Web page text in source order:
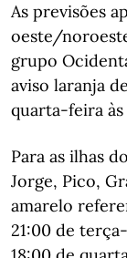
As previsões
oeste/
grupo
aviso laranja
quarta-feira
Para as ilhas
Jorge, Pico,
amarelo
21:00 de